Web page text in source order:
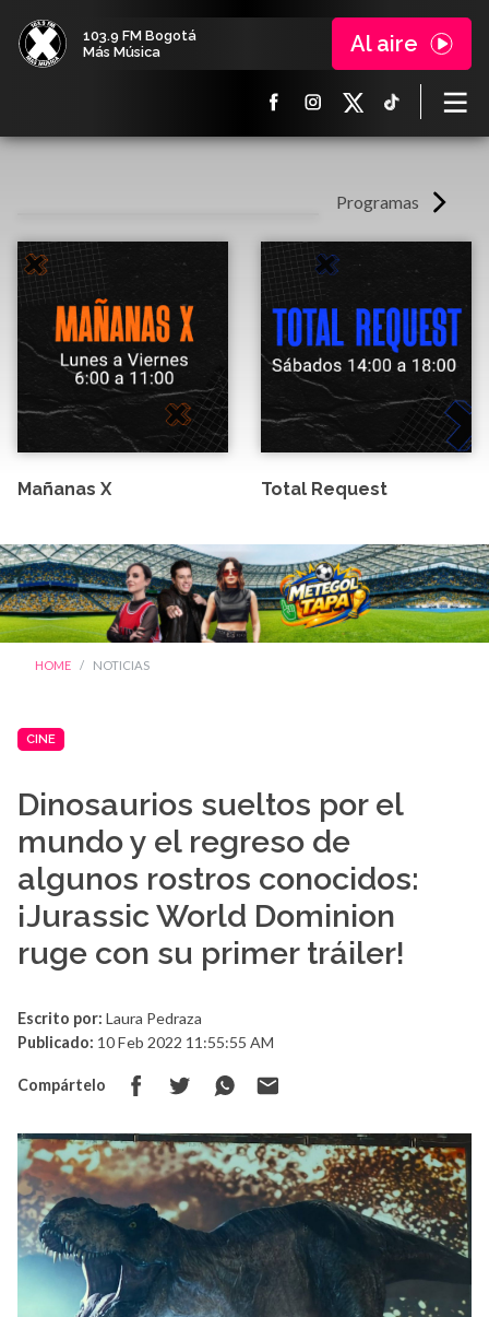
103.9 FM Bogotá
Más Música
Al aire
Programas
Mañanas X Total Request
HOME NOTICIAS
CINE
Dinosaurios sueltos por el
mundo y el regreso de
algunos rostros conocidos:
¡Jurassic World Dominion
ruge con su primer tráiler!
Escrito por: Laura Pedraza
Publicado: 10 Feb 2022 11:55:55 AM
Compártelo